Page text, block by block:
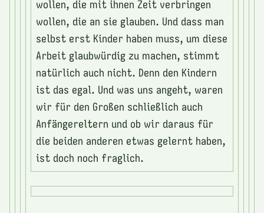
wollen, die mit ihnen Zeit verbringen
wollen, die an sie glauben. Und dass man
selbst erst Kinder haben muss, um diese
Arbeit glaubwürdig zu machen, stimmt
natürlich auch nicht. Denn den Kindern
ist das egal. Und was uns angeht, waren
wir für den Großen schließlich auch
Anfängereltern und ob wir daraus für
die beiden anderen etwas gelernt haben,
ist doch noch fraglich.